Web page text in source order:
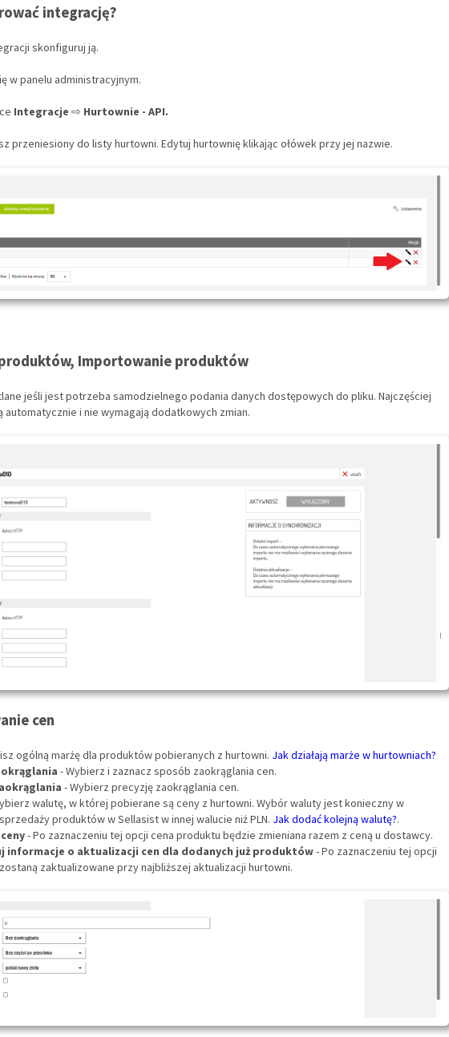
integrację?
skonfiguruj ją.
w panelu administracyjnym.
Integracje ⇨ Hurtownie - API.
przeniesiony do listy hurtowni. Edytuj hurtownię klikając ołówek przy jej nazwie.
Importowanie produktów
jeśli jest potrzeba samodzielnego podania danych dostępowych do pliku. Najczęściej
automatycznie i nie wymagają dodatkowych zmian.
cen
ogólną marżę dla produktów pobieranych z hurtowni. Jak działają marże w hurtowniach?
- Wybierz i zaznacz sposób zaokrąglania cen.
- Wybierz precyzję zaokrąglania cen.
walutę, w której pobierane są ceny z hurtowni. Wybór waluty jest konieczny w
produktów w Sellasist w innej walucie niż PLN. Jak dodać kolejną walutę?.
- Po zaznaczeniu tej opcji cena produktu będzie zmieniana razem z ceną u dostawcy.
informacje o aktualizacji cen dla dodanych już produktów- Po zaznaczeniu tej opcji
zaktualizowane przy najbliższej aktualizacji hurtowni.